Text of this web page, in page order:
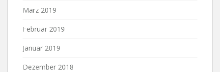
März 2019
Februar 2019
Januar 2019
Dezember 2018